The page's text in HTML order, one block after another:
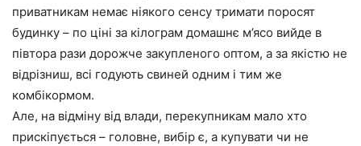
приватникам немає ніякого сенсу тримати поросят
будинку – по ціні за кілограм домашнє м’ясо вийде в
півтора рази дорожче закупленого оптом, а за якістю не
відрізниш, всі годують свиней одним і тим же
комбікормом.
Але, на відміну від влади, перекупникам мало хто
прискіпується – головне, вибір є, а купувати чи не